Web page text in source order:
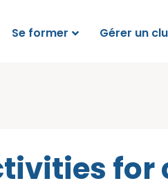
Se former Gérer un